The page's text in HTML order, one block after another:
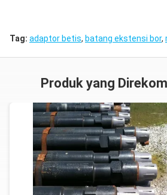
Tabung
Weld
Zona
Standard
Integral
-
AISI
4137H
Bar
Tag: adaptor betis, batang ekstensi bor,
Produk yang